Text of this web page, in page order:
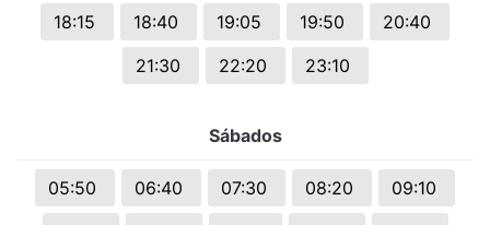
18:15
18:40 19:05 19:50
20:40
21:30
22:20 23:10
Sábados
05:50 06:40 07:30 08:20
09:10